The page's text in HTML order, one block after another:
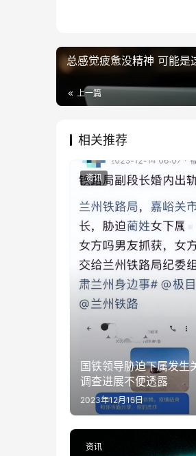
总感觉疲惫没精神 可能是
上一篇
相关推荐
国铁领导胁迫下属发生
调查进展不便透露
2023年12月15日
资讯
资讯